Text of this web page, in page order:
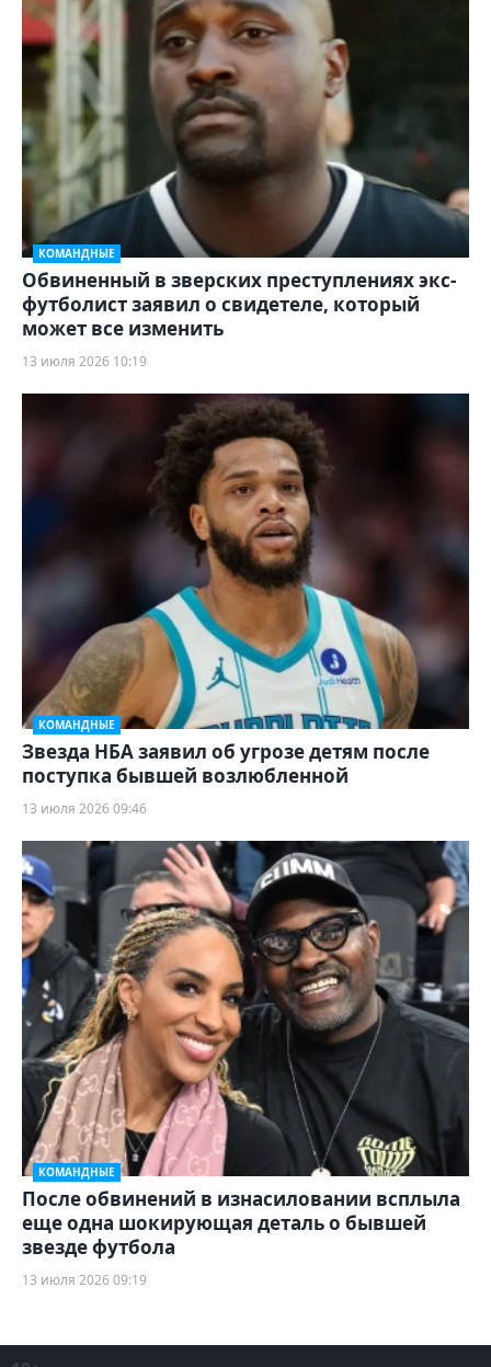
КОМАНДНЫЕ
Обвиненный в зверских преступлениях экс-
футболист заявил о свидетеле, который
может все изменить
13 июля 2026 10:19
КОМАНДНЫЕ
Звезда НБА заявил об угрозе детям после
поступка бывшей возлюбленной
13 июля 2026 09:46
КОМАНДНЫЕ
После обвинений в изнасиловании всплыла
еще одна шокирующая деталь о бывшей
звезде футбола
13 июля 2026 09:19